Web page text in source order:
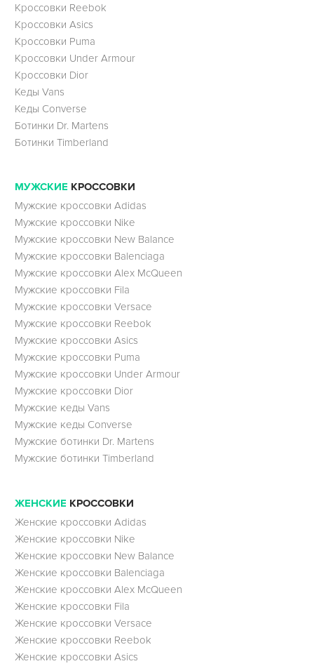
Кроссовки Reebok
Кроссовки Asics
Кроссовки Puma
Кроссовки Under Armour
Кроссовки Dior
Кеды Vans
Кеды Converse
Ботинки Dr. Martens
Ботинки Timberland
МУЖСКИЕ КРОССОВКИ
Мужские кроссовки Adidas
Мужские кроссовки Nike
Мужские кроссовки New Balance
Мужские кроссовки Balenciaga
Мужские кроссовки Alex McQueen
Мужские кроссовки Fila
Мужские кроссовки Versace
Мужские кроссовки Reebok
Мужские кроссовки Asics
Мужские кроссовки Puma
Мужские кроссовки Under Armour
Мужские кроссовки Dior
Мужские кеды Vans
Мужские кеды Converse
Мужские ботинки Dr. Martens
Мужские ботинки Timberland
ЖЕНСКИЕ КРОССОВКИ
Женские кроссовки Adidas
Женские кроссовки Nike
Женские кроссовки New Balance
Женские кроссовки Balenciaga
Женские кроссовки Alex McQueen
Женские кроссовки Fila
Женские кроссовки Versace
Женские кроссовки Reebok
Женские кроссовки Asics